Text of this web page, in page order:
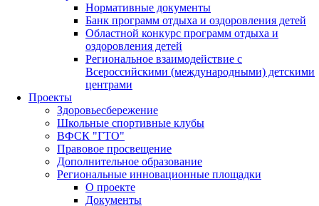
Нормативные документы
Банк программ отдыха и оздоровления детей
Областной конкурс программ отдыха и
оздоровления детей
Региональное взаимодействие с
Всероссийскими (международными) детскими
центрами
Проекты
Здоровьесбережение
Школьные спортивные клубы
ВФСК "ГТО"
Правовое просвещение
Дополнительное образование
Региональные инновационные площадки
О проекте
Документы